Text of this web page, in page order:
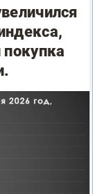
покупка